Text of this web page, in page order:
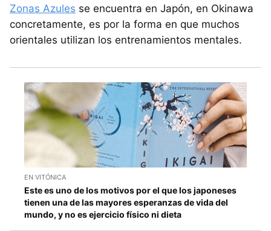
Zonas Azules se encuentra en Japón, en Okinawa
concretamente, es por la forma en que muchos
orientales utilizan los entrenamientos mentales.
EN VITÓNICA
Este es uno de los motivos por el que los japoneses
tienen una de las mayores esperanzas de vida del
mundo, y no es ejercicio físico ni dieta